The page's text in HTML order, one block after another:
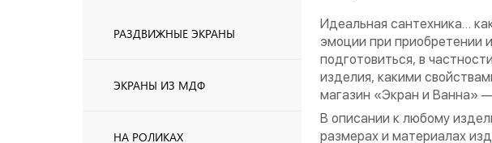
РАЗДВИЖНЫЕ ЭКРАНЫ
ЭКРАНЫ ИЗ МДФ
НА РОЛИКАХ
Идеальная сантехника…
эмоции при приобретении
подготовиться, в
изделия, какими
магазин «Экран и Ванна»
В описании к любому
размерах и материалах